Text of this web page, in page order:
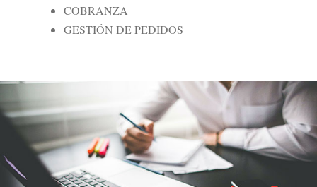
COBRANZA
GESTIÓN DE PEDIDOS